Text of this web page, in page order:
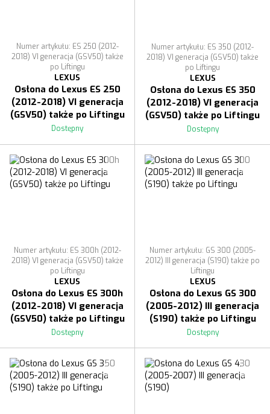
Numer artykułu: ES 250 (2012-
2018) VI generacja (GSV50) także
po Liftingu
LEXUS
Osłona do Lexus ES 250
(2012-2018) VI generacja
(GSV50) także po Liftingu
Dostępny
Numer artykułu: ES 350 (2012-
2018) VI generacja (GSV50) także
po Liftingu
LEXUS
Osłona do Lexus ES 350
(2012-2018) VI generacja
(GSV50) także po Liftingu
Dostępny
Numer artykułu: ES 300h (2012-
2018) VI generacja (GSV50) także
po Liftingu
LEXUS
Osłona do Lexus ES 300h
(2012-2018) VI generacja
(GSV50) także po Liftingu
Dostępny
Numer artykułu: GS 300 (2005-
2012) III generacja (S190) także po
Liftingu
LEXUS
Osłona do Lexus GS 300
(2005-2012) III generacja
(S190) także po Liftingu
Dostępny